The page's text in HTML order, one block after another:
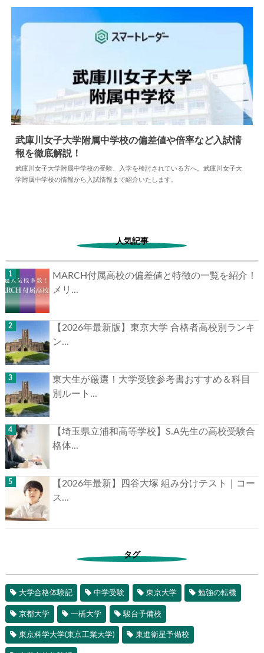
中学情報 2024.04.02
武庫川女子大学附属中学校の偏差値や倍率など入試情
報を徹底解説！
武庫川女子大学附属中学校の受験、入学を検討されている方へ。武庫川女子大
学附属中学校の情報から入試情報まで紹介いたします。
人気記事
MARCH付属高校の偏差値と特徴の一覧を紹介！
メリ...
【2026年最新版】東京大学 合格者高校別ランキ
ン...
東大生が厳選！大学受験参考書おすすめ＆科目
別ルート...
【埼玉県立浦和高等学校】S.A先生の高校受験合
格体...
【2026年最新】四谷大塚 組み分けテスト｜コー
ス...
タグ
大学合格体験記 中学受験 東京大学 勉強の転機
京都大学 一橋大学 駿台予備校
東京科学大学(東京工業大学) 東進衛星予備校